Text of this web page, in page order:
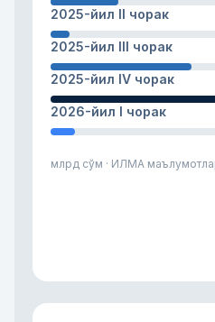
2025-йил II чорак
2025-йил III чорак
2025-йил IV чорак
2026-йил I чорак
млрд сўм · ИЛМА